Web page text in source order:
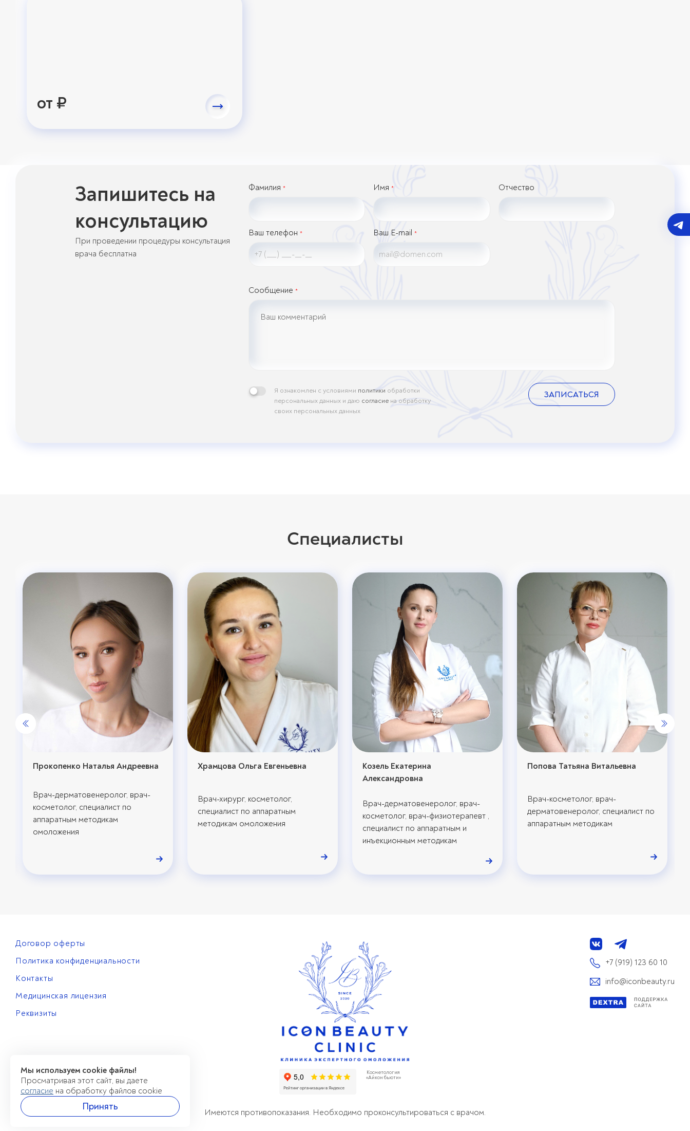
от ₽
Запишитесь на
консультацию
При проведении процедуры консультация
врача бесплатна
Фамилия * Имя* Отчество
Ваш телефон * Ваш E-mail*
Сообщение *
Я ознакомлен с условиями политики обработки
персональных данных и даю согласие на обработку
своих персональных данных
ЗАПИСАТЬСЯ
Специалисты
Прокопенко Наталья Андреевна
Врач-дерматовенеролог, врач-
косметолог, специалист по
аппаратным методикам
омоложения
Храмцова Ольга Евгеньевна
Врач-хирург, косметолог,
специалист по аппаратным
методикам омоложения
Козель Екатерина
Александровна
Врач-дерматовенеролог, врач-
косметолог, врач-физиотерапевт ,
специалист по аппаратным и
инъекционным методикам
Попова Татьяна Витальевна
Врач-косметолог, врач-
дерматовенеролог, специалист по
аппаратным методикам
Договор оферты
Политика конфиденциальности
Контакты
Медицинская лицензия
Реквизиты
Косметология
«Айкон бьюти»
+7 (919) 123 60 10
info@iconbeauty.ru
Имеются противопоказания. Необходимо проконсультироваться с врачом.
Мы используем cookie файлы!
Просматривая этот сайт, вы даете
согласие на обработку файлов cookie
Принять